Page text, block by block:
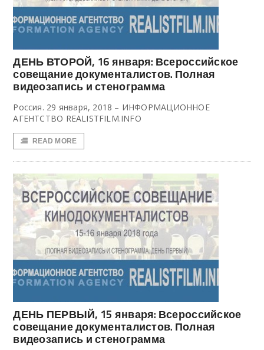
ДЕНЬ ВТОРОЙ, 16 января: Всероссийское
совещание документалистов. Полная
видеозапись и стенограмма
Россия. 29 января, 2018 – ИНФОРМАЦИОННОЕ
АГЕНТСТВО REALISTFILM.INFO
READ MORE
ДЕНЬ ПЕРВЫЙ, 15 января: Всероссийское
совещание документалистов. Полная
видеозапись и стенограмма